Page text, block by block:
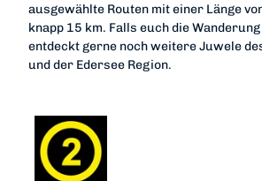
ausgewählte Routen mit einer Länge
knapp 15 km. Falls euch die
entdeckt gerne noch weitere Juwele
und der Edersee Region.